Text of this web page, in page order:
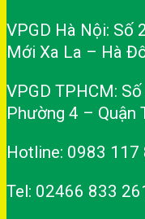
VPGD Hà Nội: Số
Mới Xa La – Hà
VPGD TPHCM:
Phường 4 – Quận
Hotline: 0983 117
Tel: 02466 833